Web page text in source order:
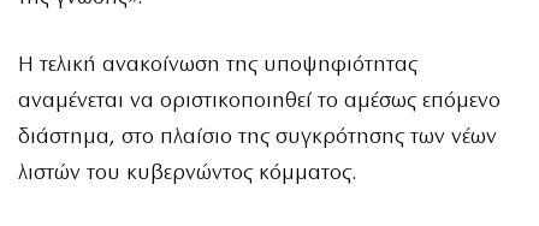
Η τελική ανακοίνωση της υποψηφιότητας
αναμένεται να οριστικοποιηθεί το αμέσως επόμενο
διάστημα, στο πλαίσιο της συγκρότησης των νέων
λιστών του κυβερνώντος κόμματος.